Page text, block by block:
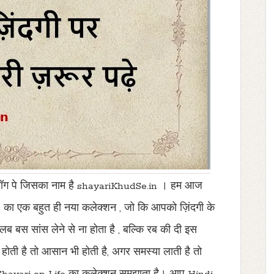
पे जिसका नाम है shayariKhudSe.in । हम आज
का एक बहुत ही नया कलेक्शन,जो कि आपको ज़िंदगी के
बस सांस लेने से ना होता है ,बल्कि रब की दी इस
है तो आसान भी होती है, अगर समस्या लाती है तो